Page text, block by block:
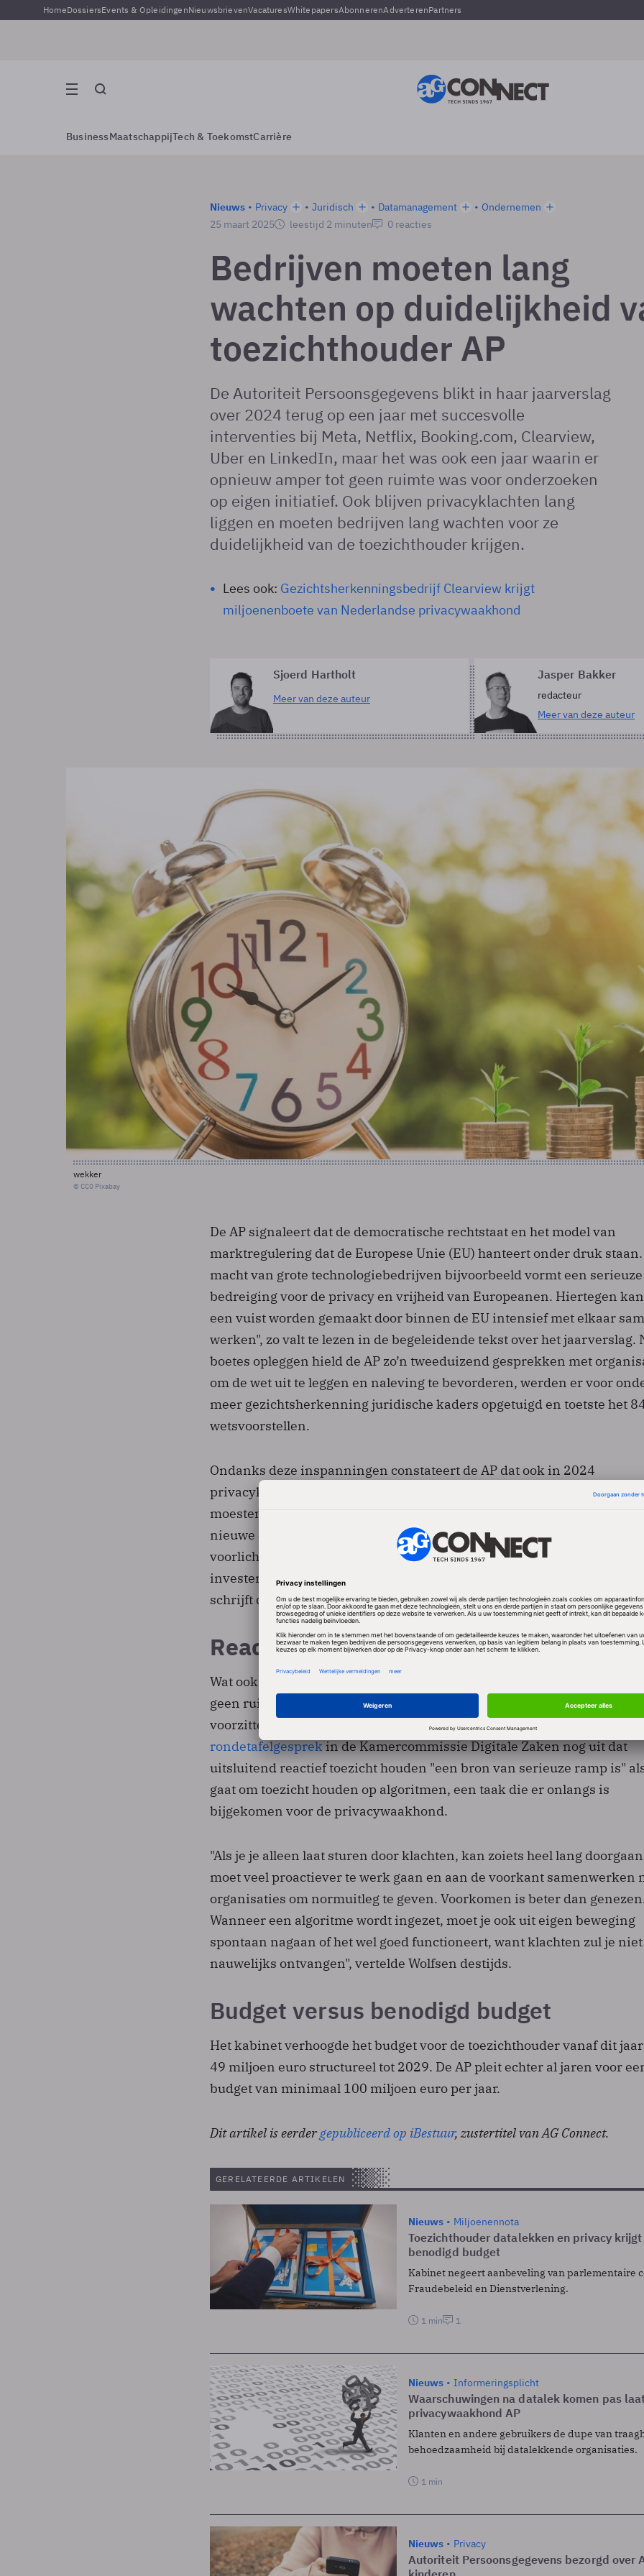
HomeDossiersEvents & OpleidingenNieuwsbrievenVacaturesWhitepapersAbonnerenAdverterenPartners
BusinessMaatschappijTech & ToekomstCarrière
Nieuws Privacy Juridisch Datamanagement
Ondernemen
25 maart 2025
leestijd 2 minuten 0 reacties
Bedrijven moeten lang
wachten op duidelijkheid
toezichthouder AP
De Autoriteit Persoonsgegevens blikt in haar jaarverslag
over 2024 terug op een jaar met succesvolle
interventies bij Meta, Netflix, Booking.com, Clearview,
Uber en LinkedIn, maar het was ook een jaar waarin er
opnieuw amper tot geen ruimte was voor onderzoeken
op eigen initiatief. Ook blijven privacyklachten lang
liggen en moeten bedrijven lang wachten voor ze
duidelijkheid van de toezichthouder krijgen.
Lees ook: Gezichtsherkenningsbedrijf Clearview krijgt
miljoenenboete van Nederlandse privacywaakhond
Sjoerd Hartholt
Meer van deze auteur
Jasper Bakker
redacteur
Meer van deze auteur
wekker
© CC0 Pixabay
De AP signaleert dat de democratische rechtstaat en het model van
marktregulering dat de Europese Unie (EU) hanteert onder druk staan.
macht van grote technologiebedrijven bijvoorbeeld vormt een serieuze
bedreiging voor de privacy en vrijheid van Europeanen. Hiertegen
een vuist worden gemaakt door binnen de EU intensief met elkaar
werken", zo valt te lezen in de begeleidende tekst over het jaarverslag.
boetes opleggen hield de AP zo’n tweeduizend gesprekken met
om de wet uit te leggen en naleving te bevorderen, werden er voor
meer gezichtsherkenning juridische kaders opgetuigd en toetste het
wetsvoorstellen.
Ondanks deze inspanningen constateert de AP dat ook in 2024
privacyklachten van mensen langer dan wenselijk bleven liggen,
moesten daarnaast lang wachten op duidelijkheid, en de AP kon te
nieuwe onderzoeken starten. Er was bovendien te weinig capaciteit
voorlichting aan bedrijven en toezicht bij AI en algoritmes. Een
investering in de capaciteit van de AP is en blijft wat dat betreft nodig,
schrijft de organisatie.
Reactief toezicht
Wat ook opvalt, is dat in het verslag wordt opgemerkt dat de AP ‘zo
geen ruimte’ heeft om op eigen initiatief privacyonderzoeken te
voorzitter Aleid Wolfsen legde in oktober 2024tijdens een
rondetafelgesprekin de Kamercommissie Digitale Zaken nog uit dat
uitsluitend reactief toezicht houden "een bron van serieuze ramp is"
gaat om toezicht houden op algoritmen, een taak die er onlangs is
bijgekomen voor de privacywaakhond.
"Als je je alleen laat sturen door klachten, kan zoiets heel lang
moet veel proactiever te werk gaan en aan de voorkant samenwerken
organisaties om normuitleg te geven. Voorkomen is beter dan
Wanneer een algoritme wordt ingezet, moet je ook uit eigen beweging
spontaan nagaan of het wel goed functioneert, want klachten zul je
nauwelijks ontvangen", vertelde Wolfsen destijds.
Budget versus benodigd budget
Het kabinet verhoogde het budget voor de toezichthouder vanaf dit
49 miljoen euro structureel tot 2029. De AP pleit echter al jaren voor
budget van minimaal 100 miljoen euro per jaar.
Dit artikel is eerdergepubliceerd op iBestuur, zustertitel van AG Connect.
GERELATEERDE ARTIKELEN
Nieuws Miljoenennota
Toezichthouder datalekken en privacy
benodigd budget
Kabinet negeert aanbeveling van parlementaire
Fraudebeleid en Dienstverlening.
1 min 1
Nieuws Informeringsplicht
Waarschuwingen na datalek komen pas
privacywaakhond AP
Klanten en andere gebruikers de dupe van
behoedzaamheid bij datalekkende organisaties.
1 min
Nieuws Privacy
Autoriteit Persoonsgegevens bezorgd over